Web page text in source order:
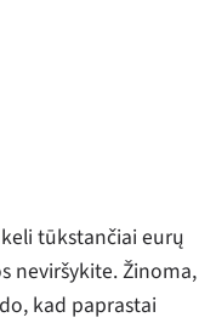
tūkstančiai eurų
neviršykite. Žinoma,
kad paprastai